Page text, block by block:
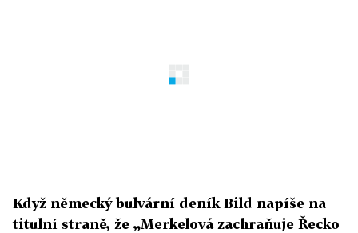
Když německý bulvární deník Bild napíše na
titulní straně, že „Merkelová zachraňuje Řecko